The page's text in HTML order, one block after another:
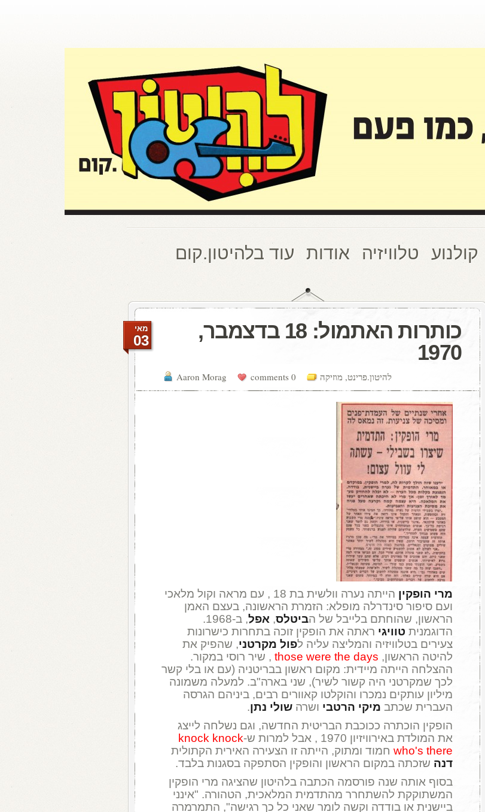
קולנוע טלוויזיה אודות עוד בלהיטון.קום
כותרות האתמול: 18 בדצמבר,
1970
Aaron Morag 0 comments להיטון.פרינט, מוזיקה
מאי
03
מרי הופקין
הייתה נערה וולשית בת 18 , עם מראה וקול מלאכי
ועם סיפור סינדרלה מופלא: הזמרת הראשונה, בעצם האמן
הראשון, שהוחתם בלייבל של הביטלס, אפל
, ב-1968.
הדוגמנית טוויגי ראתה את הופקין זוכה בתחרות כישרונות
צעירים בטלוויזיה והמליצה עליה לפול מקרטני, שהפיק את
להיטה הראשון, those were the days , שיר רוסי במקור.
ההצלחה הייתה מיידית: מקום ראשון בבריטניה (עם או בלי קשר
לכך שמקרטני היה קשור לשיר), שני בארה"ב. למעלה משמונה
מיליון עותקים נמכרו והוקלטו קאוורים רבים, ביניהם הגרסה
העברית שכתב מיקי הרטבי ושרה שולי נתן.
הופקין הוכתרה ככוכבת הבריטית החדשה, וגם נשלחה לייצג
את המולדת באירוויזיון 1970 , אבל למרות ש-
knock knock
who's there חמוד ומתוק, הייתה זו הצעירה האירית הקתולית
דנה שזכתה במקום הראשון והופקין הסתפקה בסגנות בלבד.
בסוף אותה שנה פורסמה הכתבה בלהיטון שהציגה מרי הופקין
המשתוקקת להשתחרר מהתדמית המלאכית, הטהורה. "אינני
ביישנית או בודדה וקשה לומר שאני כל כך רגישה", התמרמרה